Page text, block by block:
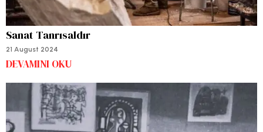
Sanat Tanrısaldır
21 August 2024
DEVAMINI OKU